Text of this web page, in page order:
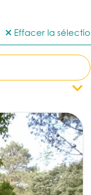
Effacer la